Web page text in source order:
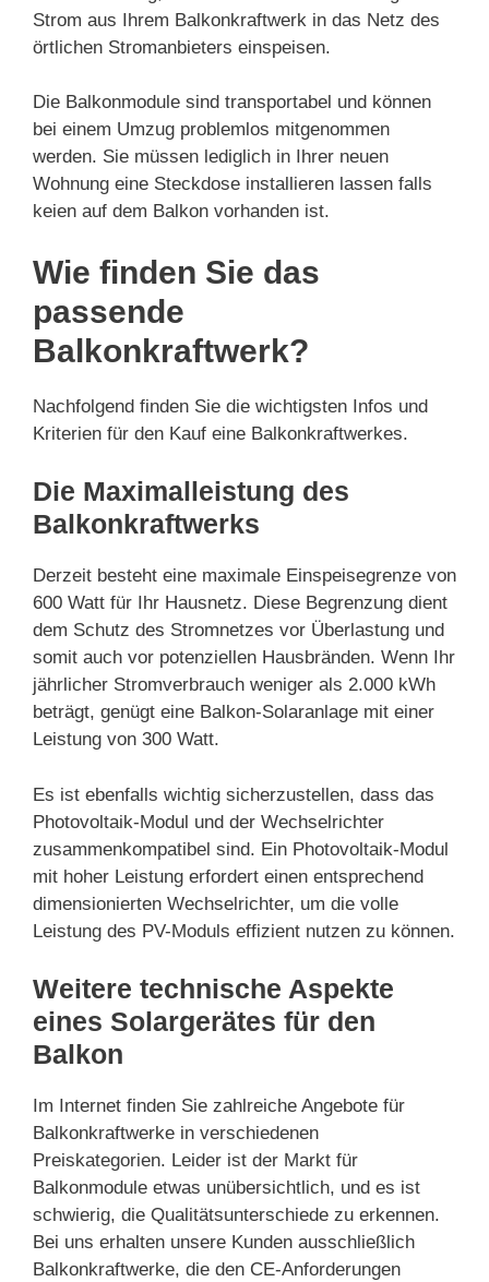
Strom aus Ihrem Balkonkraftwerk in das Netz des
örtlichen Stromanbieters einspeisen.
Die Balkonmodule sind transportabel und können
bei einem Umzug problemlos mitgenommen
werden. Sie müssen lediglich in Ihrer neuen
Wohnung eine Steckdose installieren lassen falls
keien auf dem Balkon vorhanden ist.
Wie finden Sie das
passende
Balkonkraftwerk?
Nachfolgend finden Sie die wichtigsten Infos und
Kriterien für den Kauf eine Balkonkraftwerkes.
Die Maximalleistung des
Balkonkraftwerks
Derzeit besteht eine maximale Einspeisegrenze von
600 Watt für Ihr Hausnetz. Diese Begrenzung dient
dem Schutz des Stromnetzes vor Überlastung und
somit auch vor potenziellen Hausbränden. Wenn Ihr
jährlicher Stromverbrauch weniger als 2.000 kWh
beträgt, genügt eine Balkon-Solaranlage mit einer
Leistung von 300 Watt.
Es ist ebenfalls wichtig sicherzustellen, dass das
Photovoltaik-Modul und der Wechselrichter
zusammenkompatibel sind. Ein Photovoltaik-Modul
mit hoher Leistung erfordert einen entsprechend
dimensionierten Wechselrichter, um die volle
Leistung des PV-Moduls effizient nutzen zu können.
Weitere technische Aspekte
eines Solargerätes für den
Balkon
Im Internet finden Sie zahlreiche Angebote für
Balkonkraftwerke in verschiedenen
Preiskategorien. Leider ist der Markt für
Balkonmodule etwas unübersichtlich, und es ist
schwierig, die Qualitätsunterschiede zu erkennen.
Bei uns erhalten unsere Kunden ausschließlich
Balkonkraftwerke, die den CE-Anforderungen